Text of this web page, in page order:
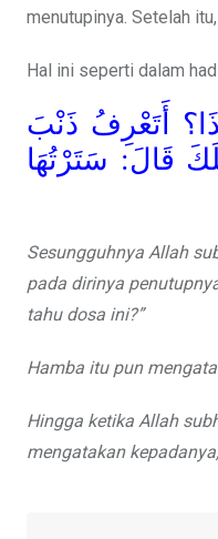
menutupinya. Setelah
Hal ini seperti dalam
أَتَعْرِفُ ذَنْبَ
قَالَ: سَتَرْتُهَا
Sesungguhnya Allah
pada dirinya
tahu dosa ini?”
Hamba itu pun
Hingga ketika Allah
mengatakan